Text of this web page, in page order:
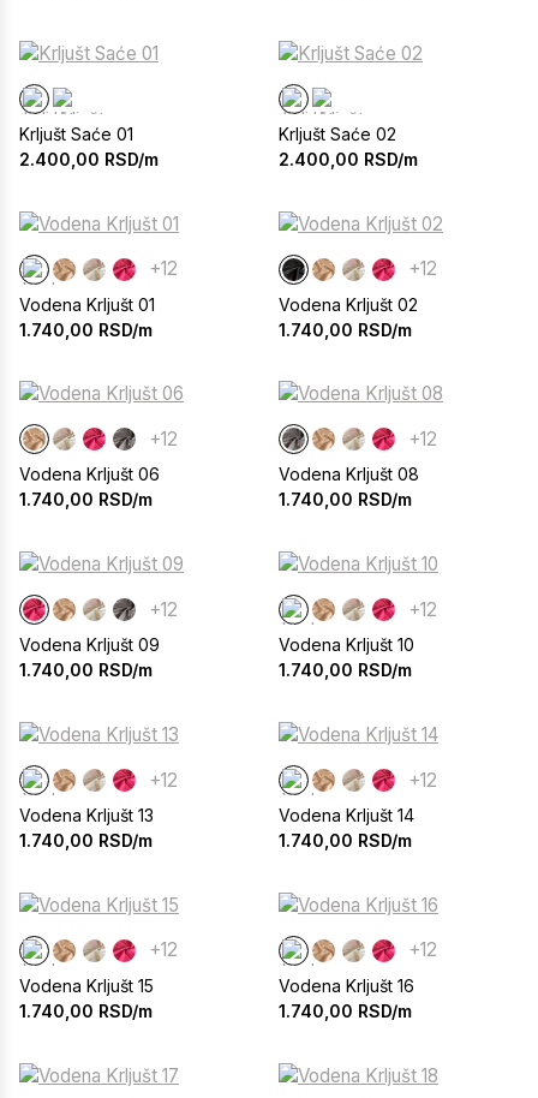
Krljušt Saće 01
2.400,00 RSD/m
Krljušt Saće 02
2.400,00 RSD/m
+12
Vodena Krljušt 01
1.740,00 RSD/m
+12
Vodena Krljušt 02
1.740,00 RSD/m
+12
Vodena Krljušt 06
1.740,00 RSD/m
+12
Vodena Krljušt 08
1.740,00 RSD/m
+12
Vodena Krljušt 09
1.740,00 RSD/m
+12
Vodena Krljušt 10
1.740,00 RSD/m
+12
Vodena Krljušt 13
1.740,00 RSD/m
+12
Vodena Krljušt 14
1.740,00 RSD/m
+12
Vodena Krljušt 15
1.740,00 RSD/m
+12
Vodena Krljušt 16
1.740,00 RSD/m